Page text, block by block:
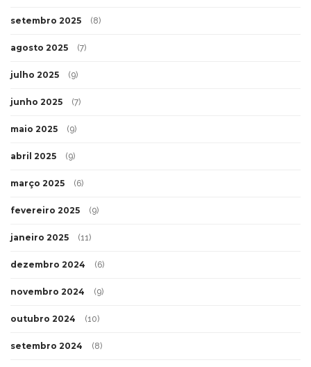
setembro 2025 (8)
agosto 2025 (7)
julho 2025 (9)
junho 2025 (7)
maio 2025 (9)
abril 2025 (9)
março 2025 (6)
fevereiro 2025 (9)
janeiro 2025 (11)
dezembro 2024 (6)
novembro 2024 (9)
outubro 2024 (10)
setembro 2024 (8)